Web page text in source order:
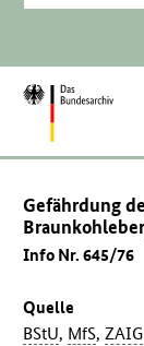
Zur
Gefährdung
Info Nr. 645/76
Quelle
BStU, MfS,ZAIG